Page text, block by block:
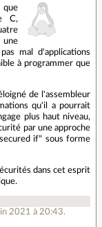
que
C,
une
mal d'applications
à programmer que
de l'assembleur
qu'il a pourrait
plus haut niveau,
par une approche
if" sous forme
dans cet esprit
2021 à 20:43.